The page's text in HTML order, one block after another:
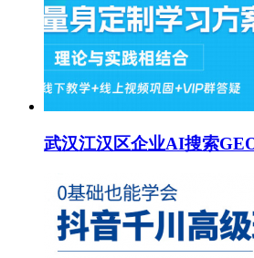
武汉江汉区企业AI搜索